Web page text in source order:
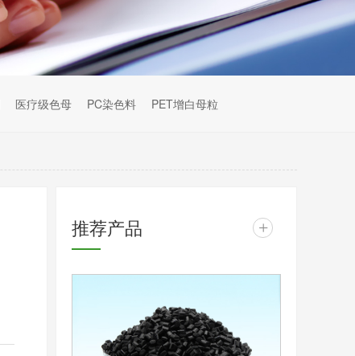
医疗级色母 PC染色料 PET增白母粒
推荐产品 +